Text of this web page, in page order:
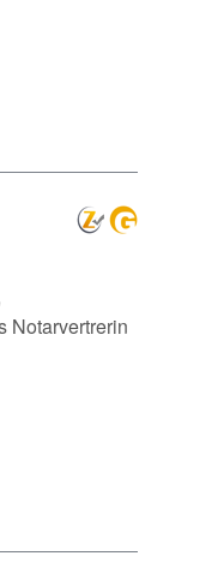
Notarvertrerin